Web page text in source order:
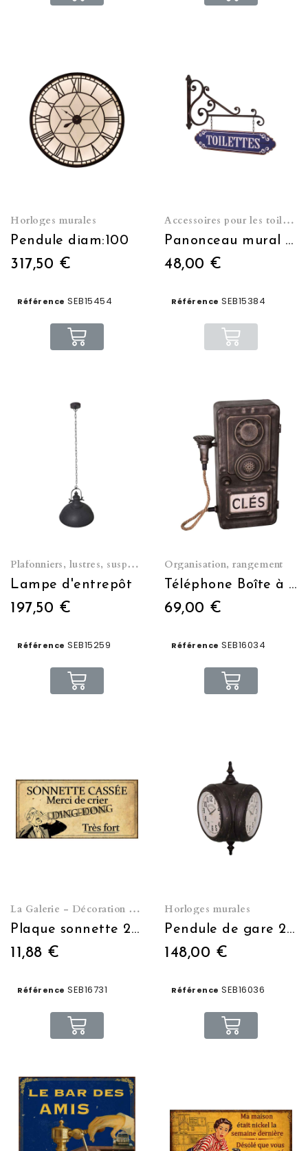
Horloges murales
Pendule diam:100
317,50 €
Référence SEB15454
Accessoires pour les toilettes
Panonceau mural "TOILETTES"
48,00 €
Référence SEB15384
Plafonniers, lustres, suspensions
Lampe d'entrepôt
197,50 €
Référence SEB15259
Organisation, rangement
Téléphone Boîte à clefs
69,00 €
Référence SEB16034
La Galerie - Décoration murale
Plaque sonnette 25*12
11,88 €
Référence SEB16731
Horloges murales
Pendule de gare 2 faces BROOKLYN STATION
148,00 €
Référence SEB16036